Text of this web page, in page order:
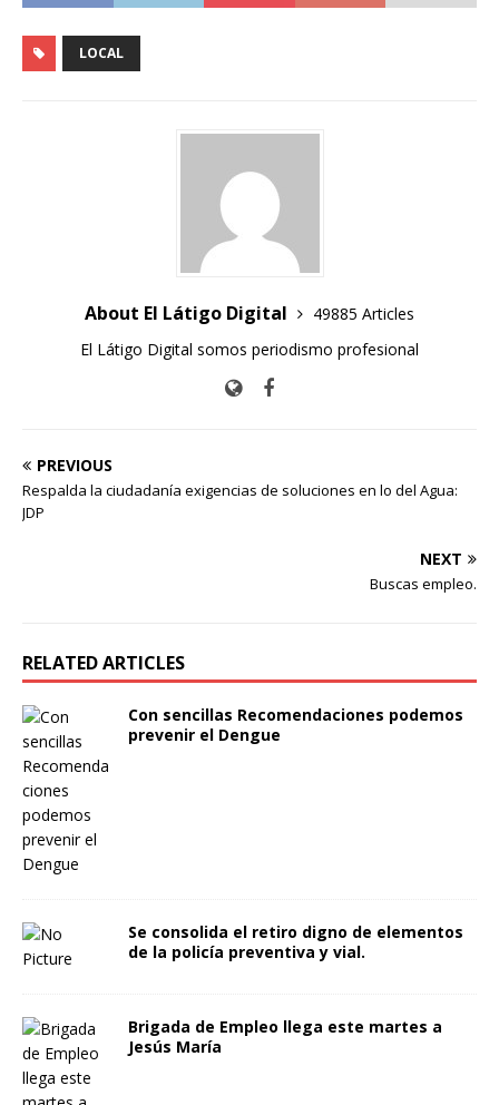
LOCAL
About El Látigo Digital
49885 Articles
El Látigo Digital somos periodismo profesional
PREVIOUS
Respalda la ciudadanía exigencias de soluciones en lo del Agua:
JDP
NEXT
Buscas empleo.
RELATED ARTICLES
Con sencillas Recomendaciones podemos
prevenir el Dengue
Se consolida el retiro digno de elementos
de la policía preventiva y vial.
Brigada de Empleo llega este martes a
Jesús María